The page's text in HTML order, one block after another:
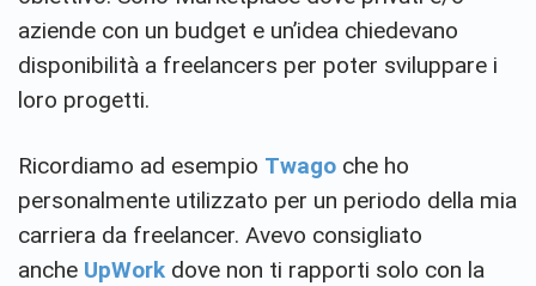
aziende con un budget e un’idea chiedevano
disponibilità a freelancers per poter sviluppare i
loro progetti.
Ricordiamo ad esempio Twago che ho
personalmente utilizzato per un periodo della mia
carriera da freelancer. Avevo consigliato
anche UpWork dove non ti rapporti solo con la